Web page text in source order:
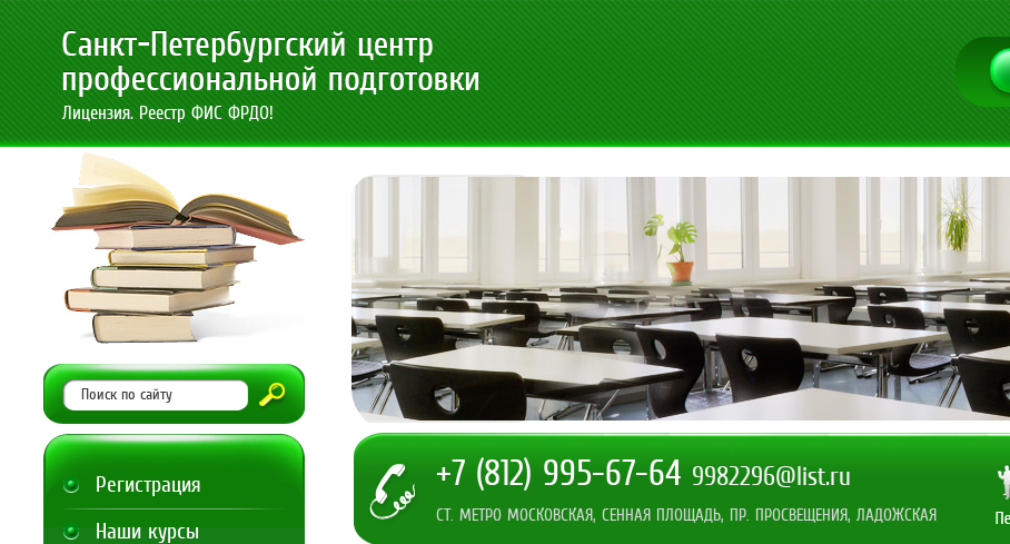
Лицензия. Реестр ФИС ФРДО!
+7 (812) 995-67-64 9982296@list.ru
СТ. МЕТРО МОСКОВСКАЯ, СЕННАЯ ПЛОЩАДЬ, ПР. ПРОСВЕЩЕНИЯ, ЛАДОЖСКАЯ
Регистрация
Наши курсы